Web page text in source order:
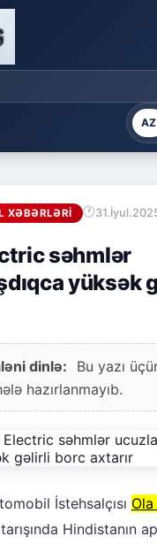
AZ
XƏBƏRLƏRI
səhmlər
yüksək
dinlə:
Bu yazı
hazırlanmayıb.
İstehsalçısı
Hindistanın